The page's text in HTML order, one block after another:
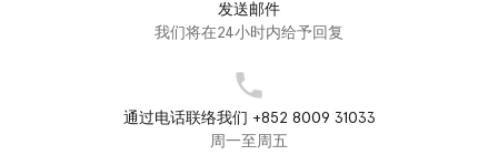
发送邮件
我们将在24小时内给予回复
通过电话联络我们 +852 8009 31033
周一至周五